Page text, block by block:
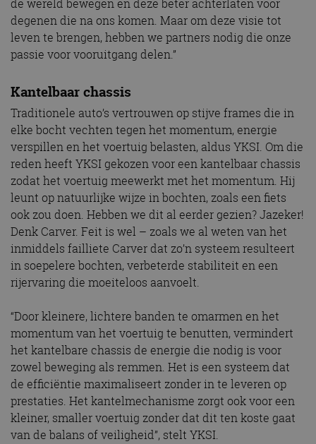
de wereld bewegen en deze beter achterlaten voor
degenen die na ons komen. Maar om deze visie tot
leven te brengen, hebben we partners nodig die onze
passie voor vooruitgang delen.”
Kantelbaar chassis
Traditionele auto’s vertrouwen op stijve frames die in
elke bocht vechten tegen het momentum, energie
verspillen en het voertuig belasten, aldus YKSI. Om die
reden heeft YKSI gekozen voor een kantelbaar chassis
zodat het voertuig meewerkt met het momentum. Hij
leunt op natuurlijke wijze in bochten, zoals een fiets
ook zou doen. Hebben we dit al eerder gezien? Jazeker!
Denk Carver. Feit is wel – zoals we al weten van het
inmiddels failliete Carver dat zo’n systeem resulteert
in soepelere bochten, verbeterde stabiliteit en een
rijervaring die moeiteloos aanvoelt.
“Door kleinere, lichtere banden te omarmen en het
momentum van het voertuig te benutten, vermindert
het kantelbare chassis de energie die nodig is voor
zowel beweging als remmen. Het is een systeem dat
de efficiëntie maximaliseert zonder in te leveren op
prestaties. Het kantelmechanisme zorgt ook voor een
kleiner, smaller voertuig zonder dat dit ten koste gaat
van de balans of veiligheid”, stelt YKSI.